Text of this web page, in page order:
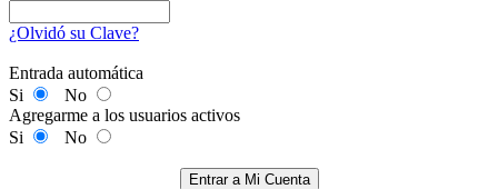
¿Olvidó su Clave?
Entrada automática
Si
No
Agregarme a los usuarios activos
Si
No
Entrar a Mi Cuenta